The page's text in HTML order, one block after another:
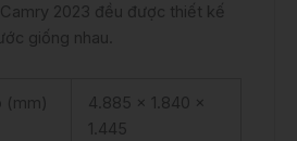
2023 đều được thiết kế
giống nhau.
(mm)
4.885 x 1.840 x
1.445